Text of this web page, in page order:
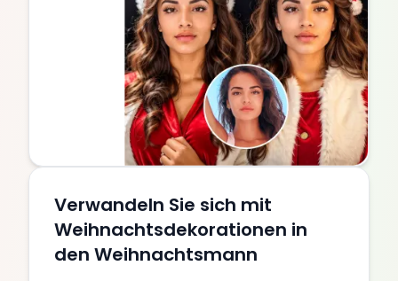
Verwandeln Sie sich mit
Weihnachtsdekorationen in
den Weihnachtsmann